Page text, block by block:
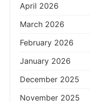
April 2026
March 2026
February 2026
January 2026
December 2025
November 2025